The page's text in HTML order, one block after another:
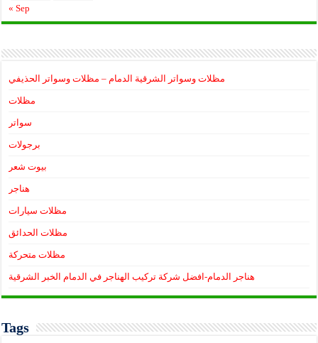
« Sep
مظلات وسواتر الشرقية الدمام – مظلات وسواتر الحذيفي
مظلات
سواتر
برجولات
بيوت شعر
هناجر
مظلات سيارات
مظلات الحدائق
مظلات متحركة
هناجر الدمام-افضل شركة تركيب الهناجر في الدمام الخبر الشرقية
Tags